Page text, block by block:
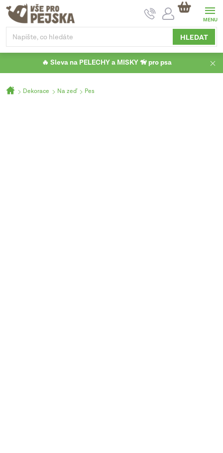
Přejít
obsah
HLEDAT
NÁKUPNÍ
KOŠÍK
🔥 Sleva na PELECHY a MISKY 🦮 pro psa
DomůDekorace Na zeď Pes